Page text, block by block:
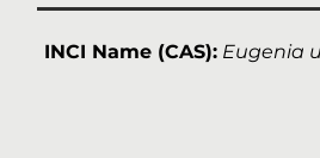
INCI Name (CAS): Eugenia